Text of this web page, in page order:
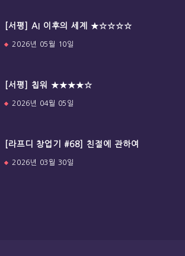
[서평] AI 이후의 세계 ★☆☆☆☆
2026년 05월 10일
[서평] 칩워 ★★★★☆
2026년 04월 05일
[라프디 창업기 #68] 친절에 관하여
2026년 03월 30일